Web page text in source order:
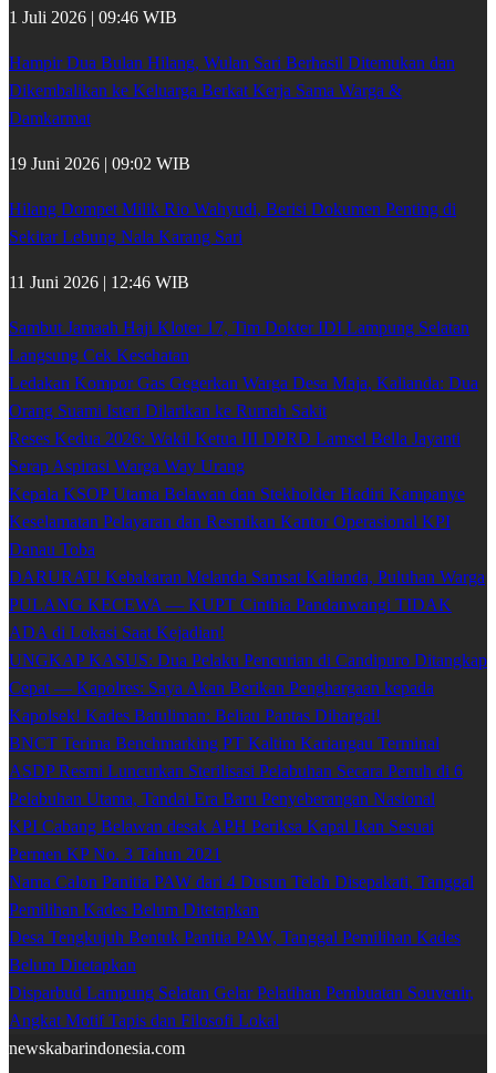
1 Juli 2026 | 09:46 WIB
Hampir Dua Bulan Hilang, Wulan Sari Berhasil Ditemukan dan
Dikembalikan ke Keluarga Berkat Kerja Sama Warga &
Damkarmat
19 Juni 2026 | 09:02 WIB
Hilang Dompet Milik Rio Wahyudi, Berisi Dokumen Penting di
Sekitar Lebung Nala Karang Sari
11 Juni 2026 | 12:46 WIB
Sambut Jamaah Haji Kloter 17, Tim Dokter IDI Lampung Selatan
Langsung Cek Kesehatan
Ledakan Kompor Gas Gegerkan Warga Desa Maja, Kalianda: Dua
Orang Suami Isteri Dilarikan ke Rumah Sakit
Reses Kedua 2026: Wakil Ketua III DPRD Lamsel Bella Jayanti
Serap Aspirasi Warga Way Urang
Kepala KSOP Utama Belawan dan Stekholder Hadiri Kampanye
Keselamatan Pelayaran dan Resmikan Kantor Operasional KPI
Danau Toba
DARURAT! Kebakaran Melanda Samsat Kalianda, Puluhan Warga
PULANG KECEWA — KUPT Cinthia Pandanwangi TIDAK
ADA di Lokasi Saat Kejadian!
UNGKAP KASUS: Dua Pelaku Pencurian di Candipuro Ditangkap
Cepat — Kapolres: Saya Akan Berikan Penghargaan kepada
Kapolsek! Kades Batuliman: Beliau Pantas Dihargai!
BNCT Terima Benchmarking PT Kaltim Kariangau Terminal
ASDP Resmi Luncurkan Sterilisasi Pelabuhan Secara Penuh di 6
Pelabuhan Utama, Tandai Era Baru Penyeberangan Nasional
KPI Cabang Belawan desak APH Periksa Kapal Ikan Sesuai
Permen KP No. 3 Tahun 2021
Nama Calon Panitia PAW dari 4 Dusun Telah Disepakati, Tanggal
Pemilihan Kades Belum Ditetapkan
Desa Tengkujuh Bentuk Panitia PAW, Tanggal Pemilihan Kades
Belum Ditetapkan
Disparbud Lampung Selatan Gelar Pelatihan Pembuatan Souvenir,
Angkat Motif Tapis dan Filosofi Lokal
newskabarindonesia.com